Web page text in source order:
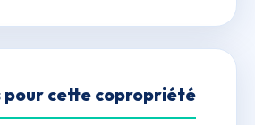
pour cette copropriété